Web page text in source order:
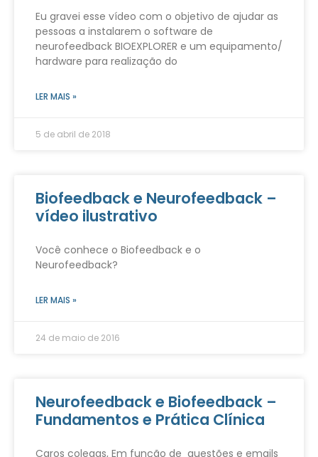
Eu gravei esse vídeo com o objetivo de ajudar as
pessoas a instalarem o software de
neurofeedback BIOEXPLORER e um equipamento/
hardware para realização do
LER MAIS »
5 de abril de 2018
Biofeedback e Neurofeedback –
vídeo ilustrativo
Você conhece o Biofeedback e o
Neurofeedback?
LER MAIS »
24 de maio de 2016
Neurofeedback e Biofeedback –
Fundamentos e Prática Clínica
Caros colegas, Em função de questões e emails